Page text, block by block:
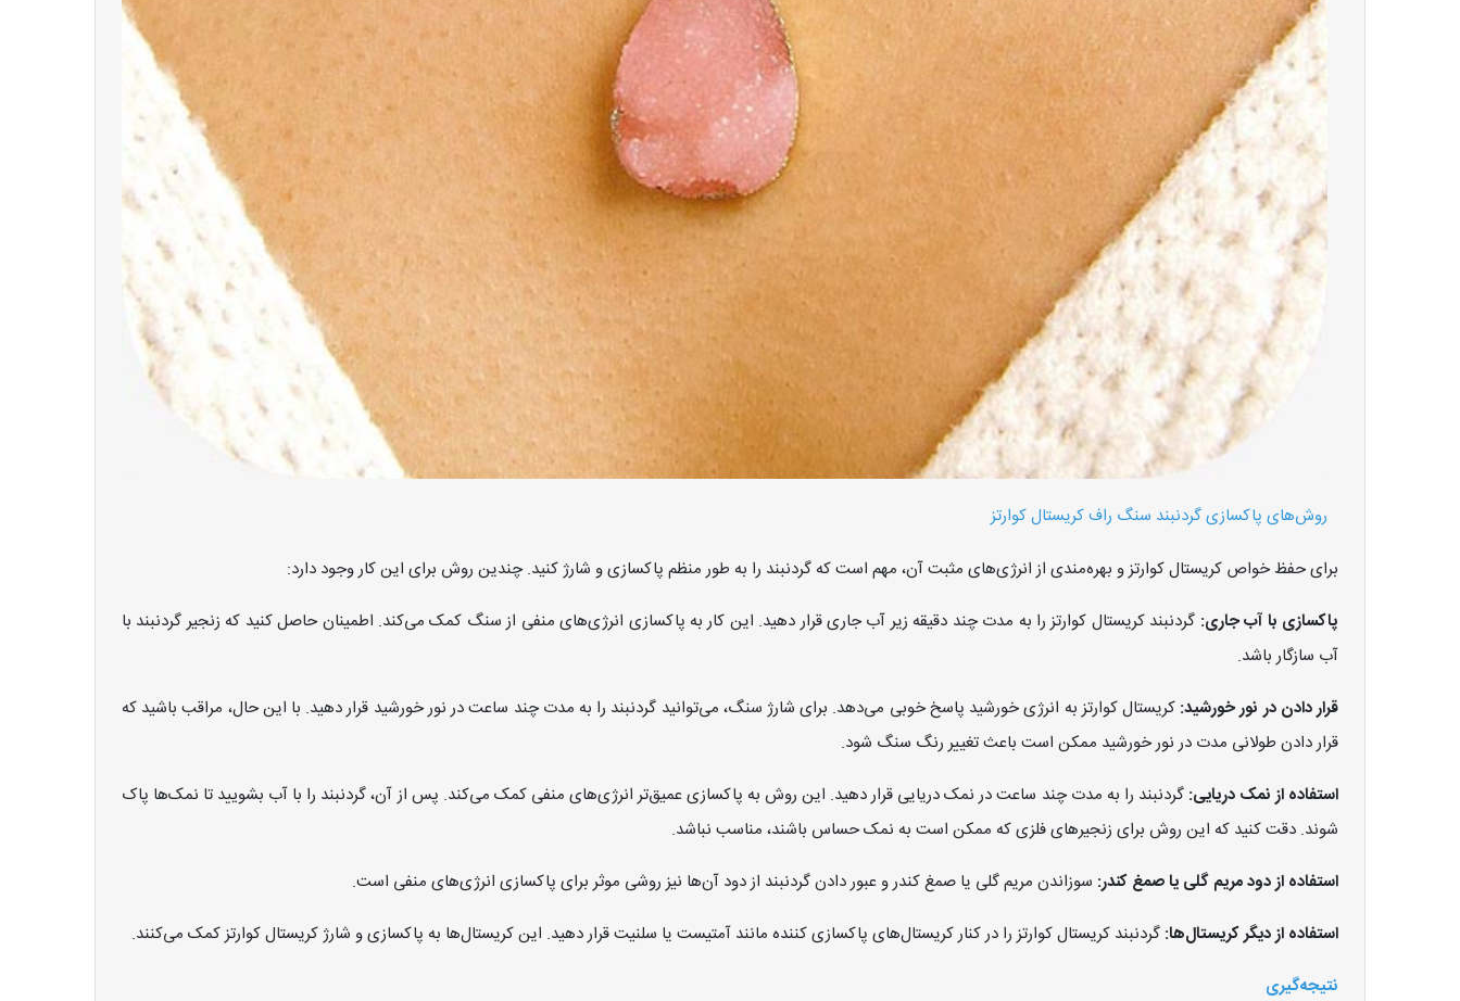
روش‌های پاکسازی گردنبند سنگ راف کریستال کوارتز
برای حفظ خواص کریستال کوارتز و بهره‌مندی از انرژی‌های مثبت آن، مهم است که گردنبند را به طور منظم پاکسازی و شارژ کنید. چندین روش برای این کار وجود دارد:
پاکسازی با آب جاری: گردنبند کریستال کوارتز را به مدت چند دقیقه زیر آب جاری قرار دهید. این کار به پاکسازی انرژی‌های منفی از سنگ کمک می‌کند. اطمینان حاصل کنید که زنجیر گردنبند با
آب سازگار باشد.
قرار دادن در نور خورشید: کریستال کوارتز به انرژی خورشید پاسخ خوبی می‌دهد. برای شارژ سنگ، می‌توانید گردنبند را به مدت چند ساعت در نور خورشید قرار دهید. با این حال، مراقب باشید که
قرار دادن طولانی مدت در نور خورشید ممکن است باعث تغییر رنگ سنگ شود.
استفاده از نمک دریایی:گردنبند را به مدت چند ساعت در نمک دریایی قرار دهید. این روش به پاکسازی عمیق‌تر انرژی‌های منفی کمک می‌کند. پس از آن، گردنبند را با آب بشویید تا نمک‌ها پاک
شوند. دقت کنید که این روش برای زنجیرهای فلزی که ممکن است به نمک حساس باشند، مناسب نباشد.
استفاده از دود مریم گلی یا صمغ کندر: سوزاندن مریم گلی یا صمغ کندر و عبور دادن گردنبند از دود آن‌ها نیز روشی موثر برای پاکسازی انرژی‌های منفی است.
استفاده از دیگر کریستال‌ها: گردنبند کریستال کوارتز را در کنار کریستال‌های پاکسازی کننده مانند آمتیست یا سلنیت قرار دهید. این کریستال‌ها به پاکسازی و شارژ کریستال کوارتز کمک می‌کنند.
نتیجه‌گیری